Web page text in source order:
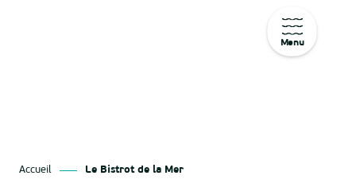
Menu
Accueil Le Bistrot de la Mer